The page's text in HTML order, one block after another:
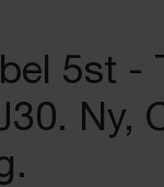
5st -
Ny,